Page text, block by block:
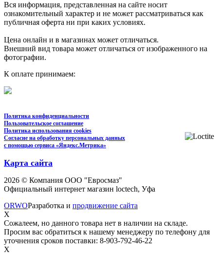
Вся информация, представленная на сайте носит
ознакомительный характер и не может рассматриваться как
публичная оферта ни при каких условиях.
Цена онлайн и в магазинах может отличаться.
Внешний вид товара может отличаться от изображенного на
фотографии.
К оплате принимаем:
Политика конфиденциальности
Пользовательское соглашение
Политика использования cookies
Согласие на обработку персональных данных
с помощью сервиса «Яндекс.Метрика»
Карта сайта
2026 © Компания ООО "Евросмаз"
Официальный интернет магазин loctech, Уфа
ORWOРазработка и продвижение сайта
X
Сожалеем, но данного товара нет в наличии на складе.
Просим вас обратиться к нашему менеджеру по телефону для
уточнения сроков поставки: 8-903-792-46-22
X